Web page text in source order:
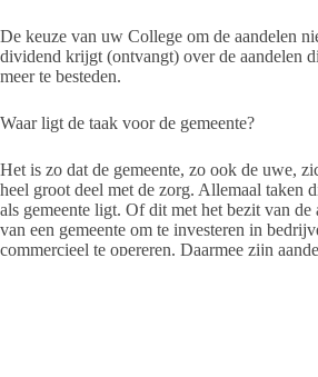
De keuze van uw College om de aandelen
dividend krijgt (ontvangt) over de aandelen
meer te besteden.
Waar ligt de taak voor de gemeente?
Het is zo dat de gemeente, zo ook de uwe,
heel groot deel met de zorg. Allemaal taken
als gemeente ligt. Of dit met het bezit van
van een gemeente om te investeren in
commercieel te opereren. Daarmee zijn